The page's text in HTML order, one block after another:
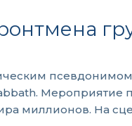
миллионов. На